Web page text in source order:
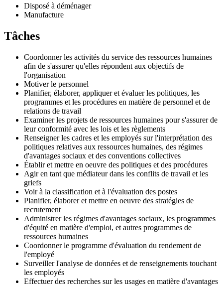
Disposé à déménager
Manufacture
Tâches
Coordonner les activités du service des ressources humaines
afin de s'assurer qu'elles répondent aux objectifs de
l'organisation
Motiver le personnel
Planifier, élaborer, appliquer et évaluer les politiques, les
programmes et les procédures en matière de personnel et de
relations de travail
Examiner les projets de ressources humaines pour s'assurer de
leur conformité avec les lois et les règlements
Renseigner les cadres et les employés sur l'interprétation des
politiques relatives aux ressources humaines, des régimes
d'avantages sociaux et des conventions collectives
Établir et mettre en oeuvre des politiques et des procédures
Agir en tant que médiateur dans les conflits de travail et les
griefs
Voir à la classification et à l'évaluation des postes
Planifier, élaborer et mettre en oeuvre des stratégies de
recrutement
Administrer les régimes d'avantages sociaux, les programmes
d'équité en matière d'emploi, et autres programmes de
ressources humaines
Coordonner le programme d'évaluation du rendement de
l'employé
Surveiller l'analyse de données et de renseignements touchant
les employés
Effectuer des recherches sur les usages en matière d'avantages